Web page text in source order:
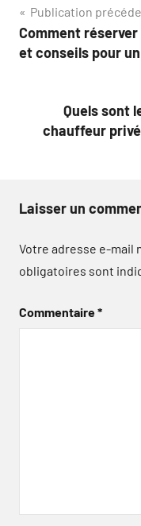
Navigation
de
Publication
Comment
et conseils pour
Quels sont
chauffeur
Laisser un
Votre adresse e-mail
obligatoires sont
Commentaire*